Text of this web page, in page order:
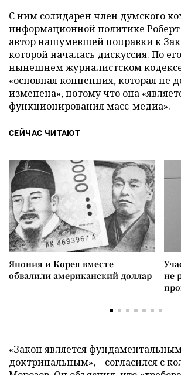
С ним солидарен член думского
информационной политике
автор нашумевшейпоправкик
которой началась дискуссия. По
нынешнем журналистском
«основная концепция, которая не
изменена», потому что она
функционирования масс-медиа».
СЕЙЧАС ЧИТАЮТ
Япония и Корея вместе
обвалили американский доллар
не
«Закон является
доктринальным», – согласился с